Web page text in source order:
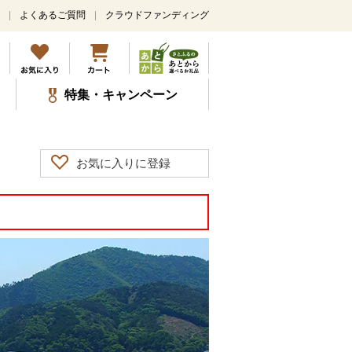
よくあるご質問 クラウドファンディング
特集・キャンペーン
お気に入りに登録